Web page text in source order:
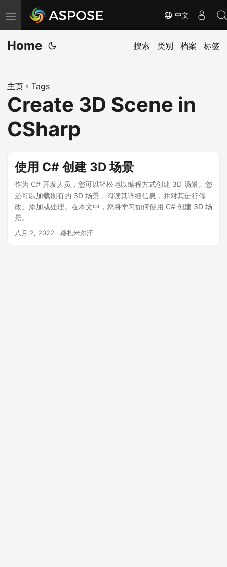
切
换
导
中文
Home 搜索 类别 档案 标签
主页 » Tags
Create 3D Scene in
CSharp
使用 C# 创建 3D 场景
作为 C# 开发人员，您可以轻松地以编程方式创建 3D 场景。您
还可以加载现有的 3D 场景，阅读其详细信息，并对其进行修
改、添加或处理。在本文中，您将学习如何使用 C# 创建 3D 场
景。
八月 2, 2022 · 穆扎米尔汗